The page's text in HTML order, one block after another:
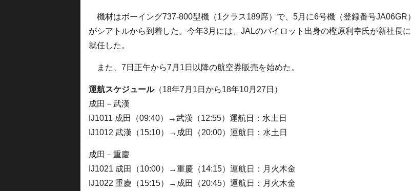
機材はボーイング737-800型機（1クラス189席）で、5月に6号機（登録番号JA06GR）
がシアトルから到着した。今年3月には、JALのパイロット出身の樫原利幸氏が新社長に
就任した。
また、7日正午から7月1日以降の航空券販売を始めた。
運航スケジュール（18年7月1日から18年10月27日）
成田－武漢
IJ1011 成田（09:40）→武漢（12:55）運航日：水土日
IJ1012 武漢（15:10）→成田（20:00）運航日：水土日
成田－重慶
IJ1021 成田（10:00）→重慶（14:15）運航日：月火木金
IJ1022 重慶（15:15）→成田（20:45）運航日：月火木金